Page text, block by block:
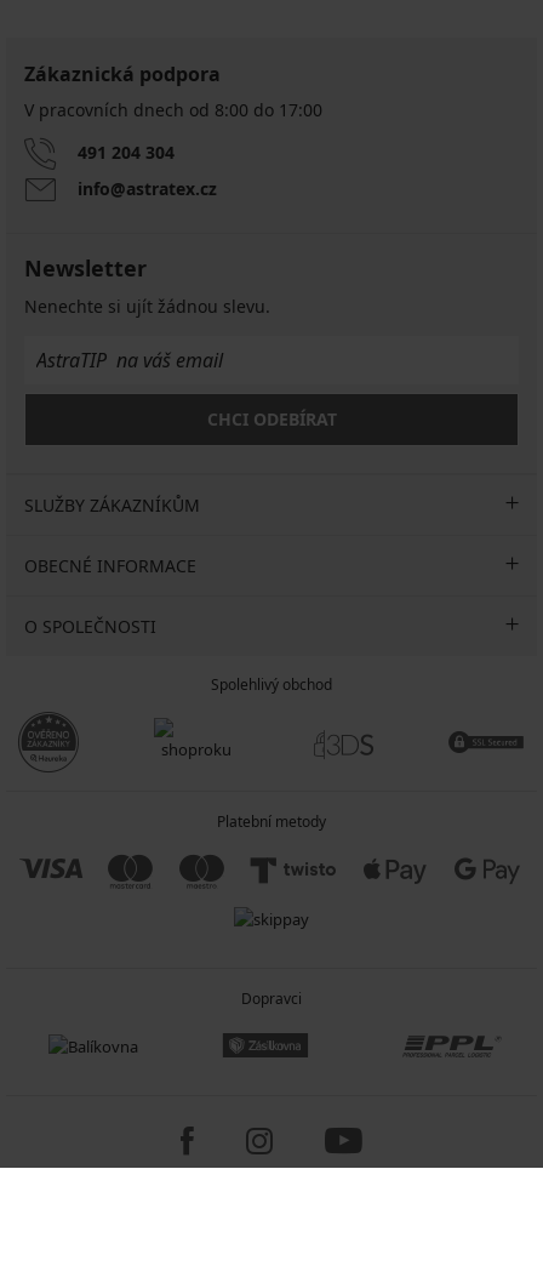
Zákaznická podpora
V pracovních dnech od 8:00 do 17:00
491 204 304
info@astratex.cz
Newsletter
Nenechte si ujít žádnou slevu.
CHCI ODEBÍRAT
SLUŽBY ZÁKAZNÍKŮM
OBECNÉ INFORMACE
O SPOLEČNOSTI
Spolehlivý obchod
Platební metody
Dopravci